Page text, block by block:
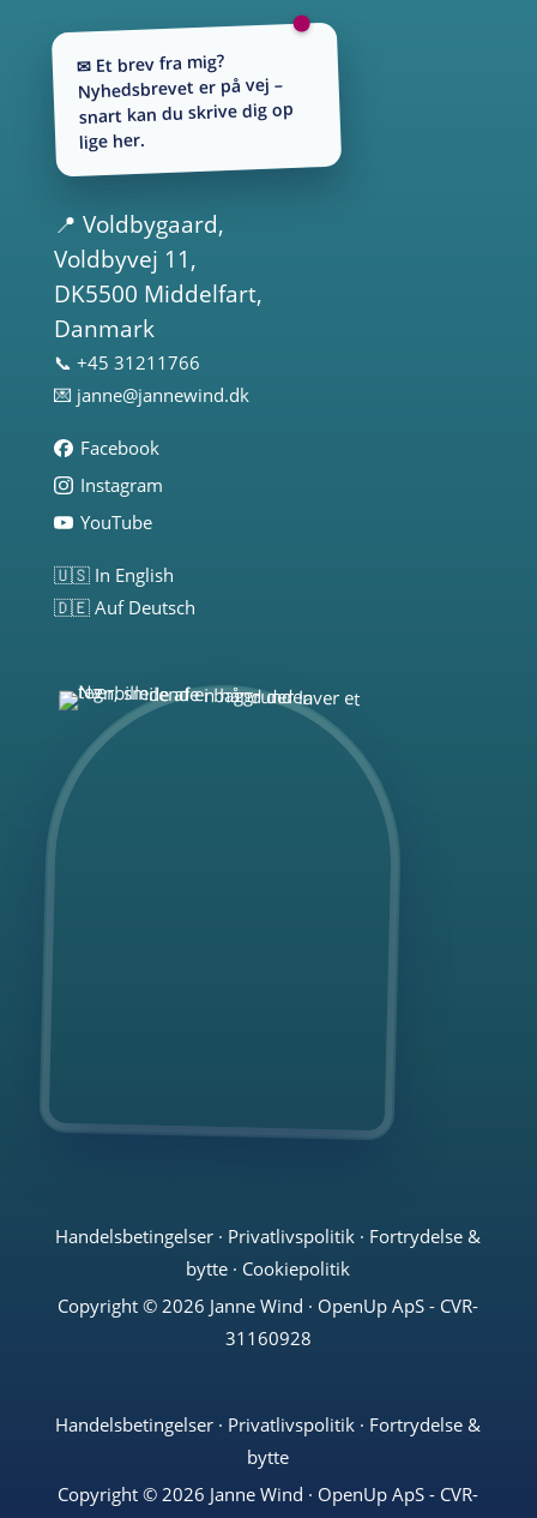
✉ Et brev fra mig?
Nyhedsbrevet er på vej –
snart kan du skrive dig op
lige her.
📍 Voldbygaard,
Voldbyvej 11,
DK5500 Middelfart,
Danmark
📞 +45 31211766
💌 janne@jannewind.dk
Facebook
Instagram
YouTube
🇺🇸 In English
🇩🇪 Auf Deutsch
Handelsbetingelser · Privatlivspolitik · Fortrydelse &
bytte · Cookiepolitik
Copyright © 2026 Janne Wind · OpenUp ApS - CVR-
31160928
Handelsbetingelser · Privatlivspolitik · Fortrydelse &
bytte
Copyright © 2026 Janne Wind · OpenUp ApS - CVR-